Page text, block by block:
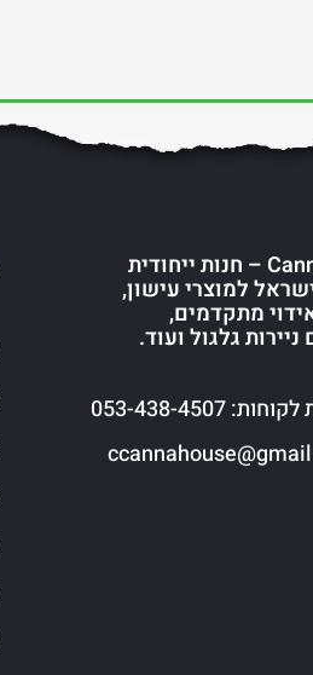
CannaHouse – חנות ייחודית
למוצרי עישון,
מתקדמים,
ניירות גלגול ועוד.
053-438-4507